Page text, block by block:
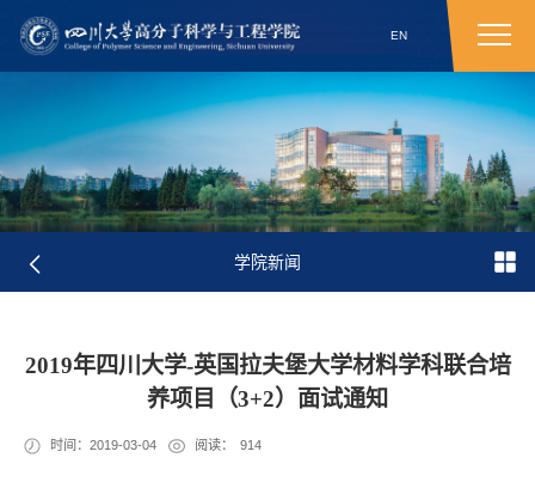
EN
学院新闻
2019年四川大学-英国拉夫堡大学材料学科联合培
养项目（3+2）面试通知
时间：2019-03-04 阅读： 914